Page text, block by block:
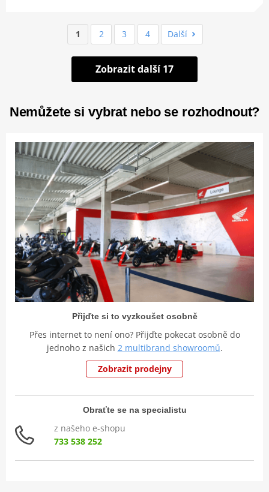
1 2 3 4 Další
Zobrazit další 17
Nemůžete si vybrat nebo se rozhodnout?
Přijďte si to vyzkoušet osobně
Přes internet to není ono? Přijďte pokecat osobně do
jednoho z našich 2 multibrand showroomů.
Zobrazit prodejny
Obraťte se na specialistu
z našeho e-shopu
733 538 252